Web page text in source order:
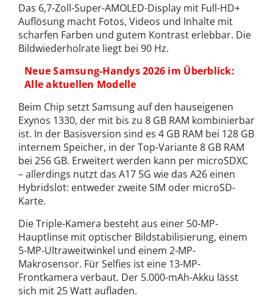
Das 6,7-Zoll-Super-AMOLED-Display mit Full-HD+
Auflösung macht Fotos, Videos und Inhalte mit
scharfen Farben und gutem Kontrast erlebbar. Die
Bildwiederholrate liegt bei 90 Hz.
Neue Samsung-Handys 2026 im Überblick:
Alle aktuellen Modelle
Beim Chip setzt Samsung auf den hauseigenen
Exynos 1330, der mit bis zu 8 GB RAM kombinierbar
ist. In der Basisversion sind es 4 GB RAM bei 128 GB
internem Speicher, in der Top-Variante 8 GB RAM
bei 256 GB. Erweitert werden kann per microSDXC
– allerdings nutzt das A17 5G wie das A26 einen
Hybridslot: entweder zweite SIM oder microSD-
Karte.
Die Triple-Kamera besteht aus einer 50-MP-
Hauptlinse mit optischer Bildstabilisierung, einem
5-MP-Ultraweitwinkel und einem 2-MP-
Makrosensor. Für Selfies ist eine 13-MP-
Frontkamera verbaut. Der 5.000-mAh-Akku lässt
sich mit 25 Watt aufladen.